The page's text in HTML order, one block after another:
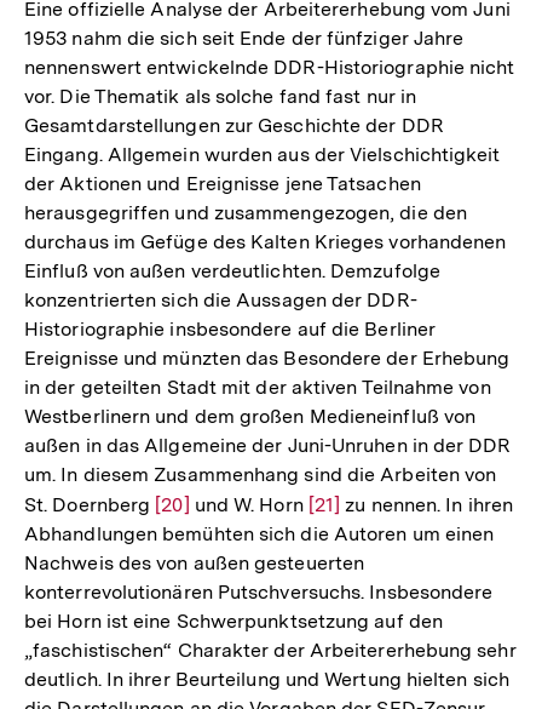
Eine offizielle Analyse der Arbeitererhebung vom Juni
1953 nahm die sich seit Ende der fünfziger Jahre
nennenswert entwickelnde DDR-Historiographie nicht
vor. Die Thematik als solche fand fast nur in
Gesamtdarstellungen zur Geschichte der DDR
Eingang. Allgemein wurden aus der Vielschichtigkeit
der Aktionen und Ereignisse jene Tatsachen
herausgegriffen und zusammengezogen, die den
durchaus im Gefüge des Kalten Krieges vorhandenen
Einfluß von außen verdeutlichten. Demzufolge
konzentrierten sich die Aussagen der DDR-
Historiographie insbesondere auf die Berliner
Ereignisse und münzten das Besondere der Erhebung
in der geteilten Stadt mit der aktiven Teilnahme von
Westberlinern und dem großen Medieneinfluß von
außen in das Allgemeine der Juni-Unruhen in der DDR
um. In diesem Zusammenhang sind die Arbeiten von
St. Doernberg Zur
Auflösung
der
Fußnote
[20] und W. Horn Zur
Auflösung
der
Fußnote
[21] zu nennen. In ihren
Abhandlungen bemühten sich die Autoren um einen
Nachweis des von außen gesteuerten
konterrevolutionären Putschversuchs. Insbesondere
bei Horn ist eine Schwerpunktsetzung auf den
„faschistischen“ Charakter der Arbeitererhebung sehr
deutlich. In ihrer Beurteilung und Wertung hielten sich